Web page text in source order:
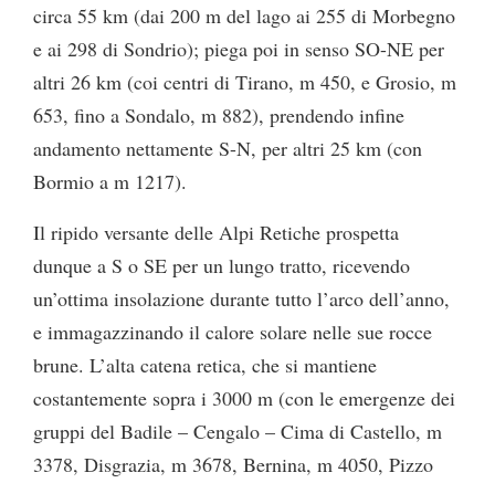
circa 55 km (dai 200 m del lago ai 255 di Morbegno
e ai 298 di Sondrio); piega poi in senso SO-NE per
altri 26 km (coi centri di Tirano, m 450, e Grosio, m
653, fino a Sondalo, m 882), prendendo infine
andamento nettamente S-N, per altri 25 km (con
Bormio a m 1217).
Il ripido versante delle Alpi Retiche prospetta
dunque a S o SE per un lungo tratto, ricevendo
un’ottima insolazione durante tutto l’arco dell’anno,
e immagazzinando il calore solare nelle sue rocce
brune. L’alta catena retica, che si mantiene
costantemente sopra i 3000 m (con le emergenze dei
gruppi del Badile – Cengalo – Cima di Castello, m
3378, Disgrazia, m 3678, Bernina, m 4050, Pizzo